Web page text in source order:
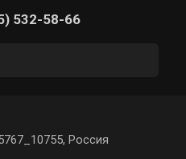
532-58-66
Россия